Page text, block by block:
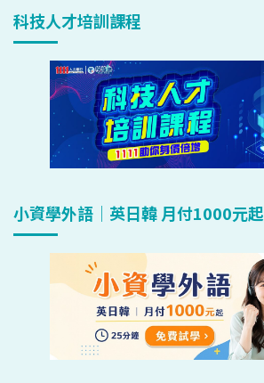
科技人才培訓課程
小資學外語｜英日韓 月付1000元起